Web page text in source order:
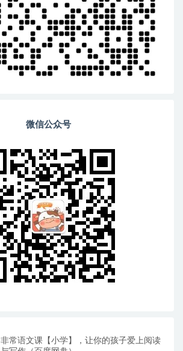
微信公众号
非常语文课【小学】，让你的孩子爱上阅读